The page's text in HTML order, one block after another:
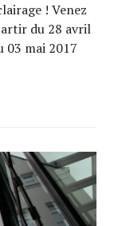
! Venez
du 28 avril
03 mai 2017
en lumière